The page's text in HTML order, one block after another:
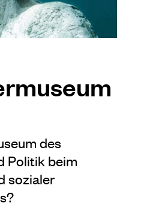
des
Politik beim
sozialer